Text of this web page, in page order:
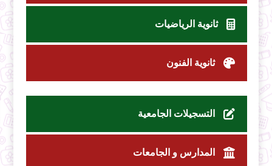
ثانوية الرياضيات
ثانوية الفنون
التسجيلات الجامعية
المدارس و الجامعات